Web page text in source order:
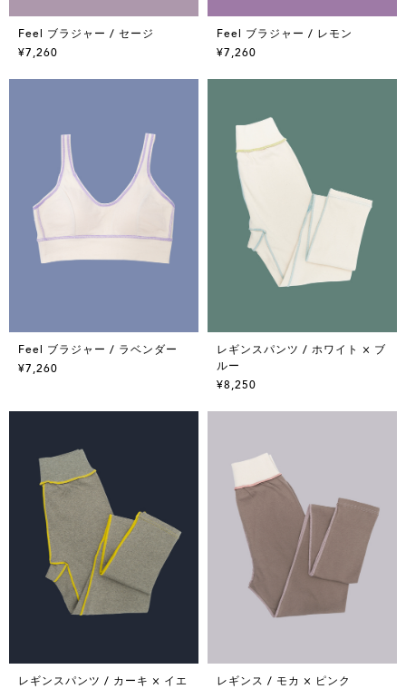
Feel ブラジャー / セージ
¥7,260
Feel ブラジャー / レモン
¥7,260
Feel ブラジャー / ラベンダー
¥7,260
レギンスパンツ / ホワイト × ブ
ルー
¥8,250
レギンスパンツ / カーキ × イエ
レギンス / モカ × ピンク